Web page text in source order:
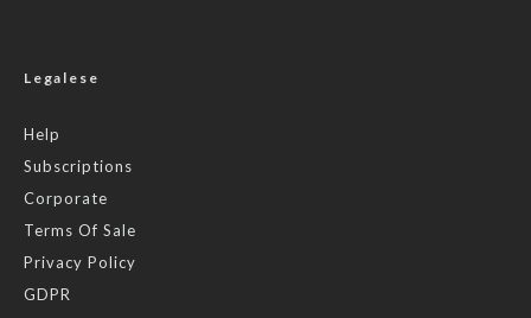
Legalese
Help
Subscriptions
Corporate
Terms Of Sale
Privacy Policy
GDPR